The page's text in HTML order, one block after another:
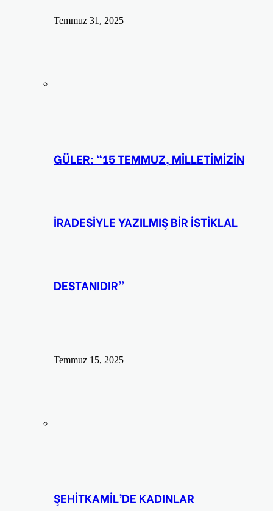
Temmuz 31, 2025
GÜLER: “15 TEMMUZ, MİLLETİMİZİN
İRADESİYLE YAZILMIŞ BİR İSTİKLAL
DESTANIDIR”
Temmuz 15, 2025
ŞEHİTKAMİL’DE KADINLAR